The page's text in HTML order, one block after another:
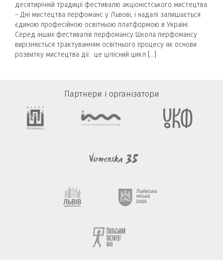
десятирічній традиції фестивалю акціоністського мистецтва
– Дні мистецтва перфоманс у Львові, і надалі залишається
єдиною професійною освітньою платформою в Україні.
Серед інших фестивалів перфомансу Школа перфомансу
вирізняється трактуванням освітнього процесу як основи
розвитку мистецтва дії: це цілісний цикл […]
Партнери і організатори